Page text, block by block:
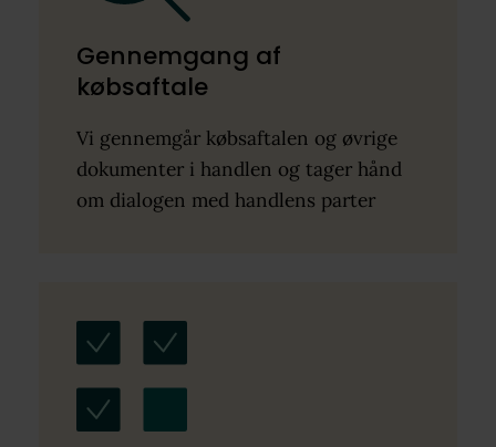
Gennemgang af
købsaftale
Vi gennemgår købsaftalen og øvrige
dokumenter i handlen og tager hånd
om dialogen med handlens parter